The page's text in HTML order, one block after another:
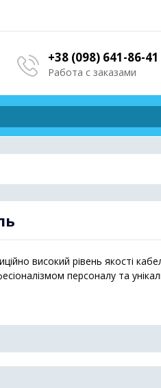
+38 (098) 641-86-41
Работа с заказами
високий рівень якості
персоналу та